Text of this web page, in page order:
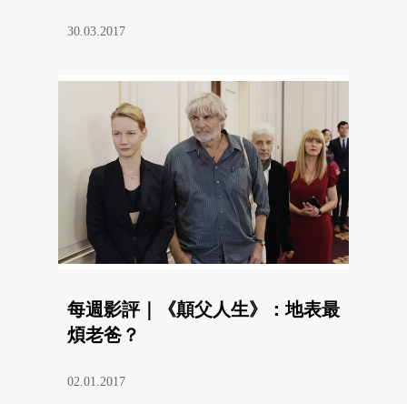
30.03.2017
每週影評｜《顛父人生》：地表最
煩老爸？
02.01.2017